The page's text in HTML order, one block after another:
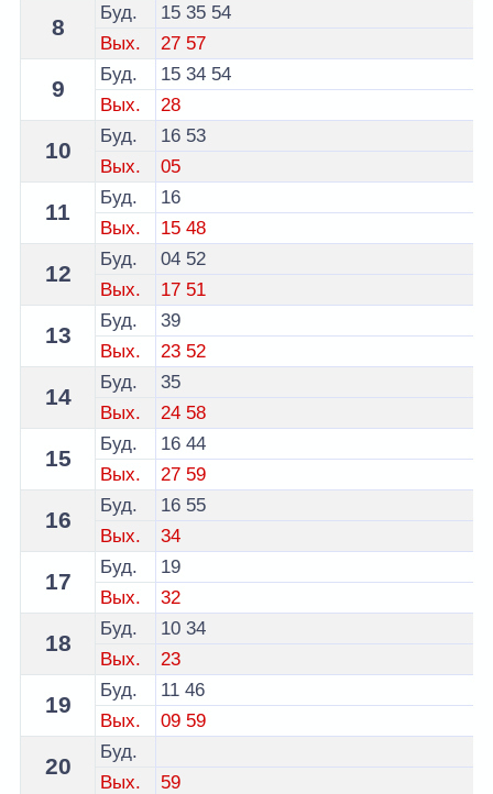
8
Буд. 15 35 54
Вых.
27 57
9
Буд. 15 34 54
Вых.
28
10
Буд. 16 53
Вых.
05
11
Буд.
16
Вых.
15 48
12
Буд. 04 52
Вых.
17 51
13
Буд.
39
Вых.
23 52
14
Буд.
35
Вых.
24 58
15
Буд. 16 44
Вых.
27 59
16
Буд. 16 55
Вых.
34
17
Буд.
19
Вых.
32
18
Буд. 10 34
Вых.
23
19
Буд. 11 46
Вых.
09 59
20
Буд.
Вых.
59